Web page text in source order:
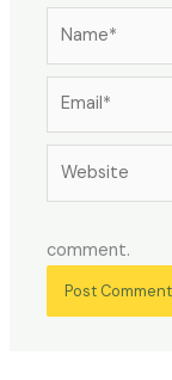
comment.